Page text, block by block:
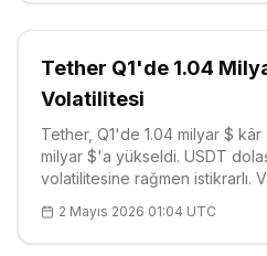
Tether Q1'de 1.04
Volatilitesi
Tether, Q1'de 1.04 milyar $ kâr
milyar $'a yükseldi. USDT
volatilitesine rağmen istikrarlı.
destek: $71K-$75K.
2 Mayıs 2026 01:04 UTC